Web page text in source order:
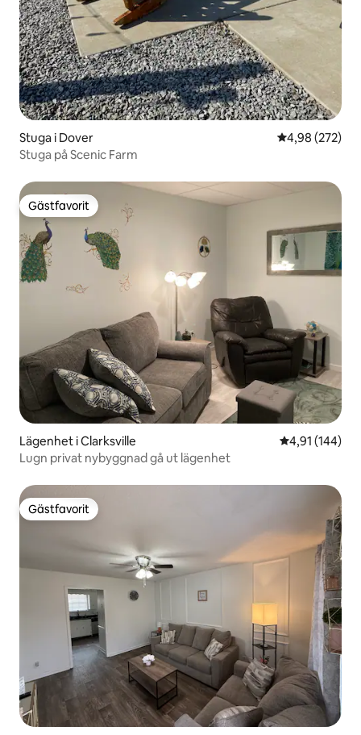
Stuga i Dover 4,98 av 5 i
4,98 (272)
Stuga på Scenic Farm
Gästfavorit
Gästfavorit
Lägenhet i Clarksville 4,91 av 5 i
4,91 (144)
Lugn privat nybyggnad gå ut lägenhet
Gästfavorit
Gästfavorit